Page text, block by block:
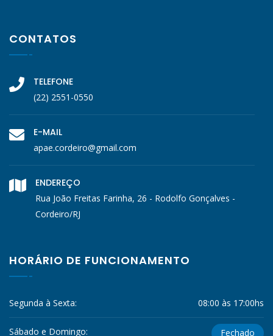
CONTATOS
TELEFONE
(22) 2551-0550
E-MAIL
apae.cordeiro@gmail.com
ENDEREÇO
Rua João Freitas Farinha, 26 - Rodolfo Gonçalves -
Cordeiro/RJ
HORÁRIO DE FUNCIONAMENTO
Segunda à Sexta: 08:00 às 17:00hs
Sábado e Domingo: Fechado